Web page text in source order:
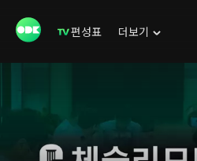
편성표 더보기